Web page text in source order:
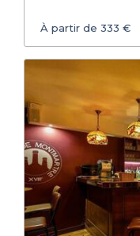
À partir de 333 €